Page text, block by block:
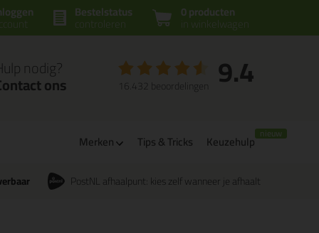
0 producten
in winkelwagen
Bestelstatus
controleren
nodig?
ons 9.4
16.432 beoordelingen
Merken Tips & Tricks Keuzehulp
PostNL afhaalpunt: kies zelf wanneer je afhaalt